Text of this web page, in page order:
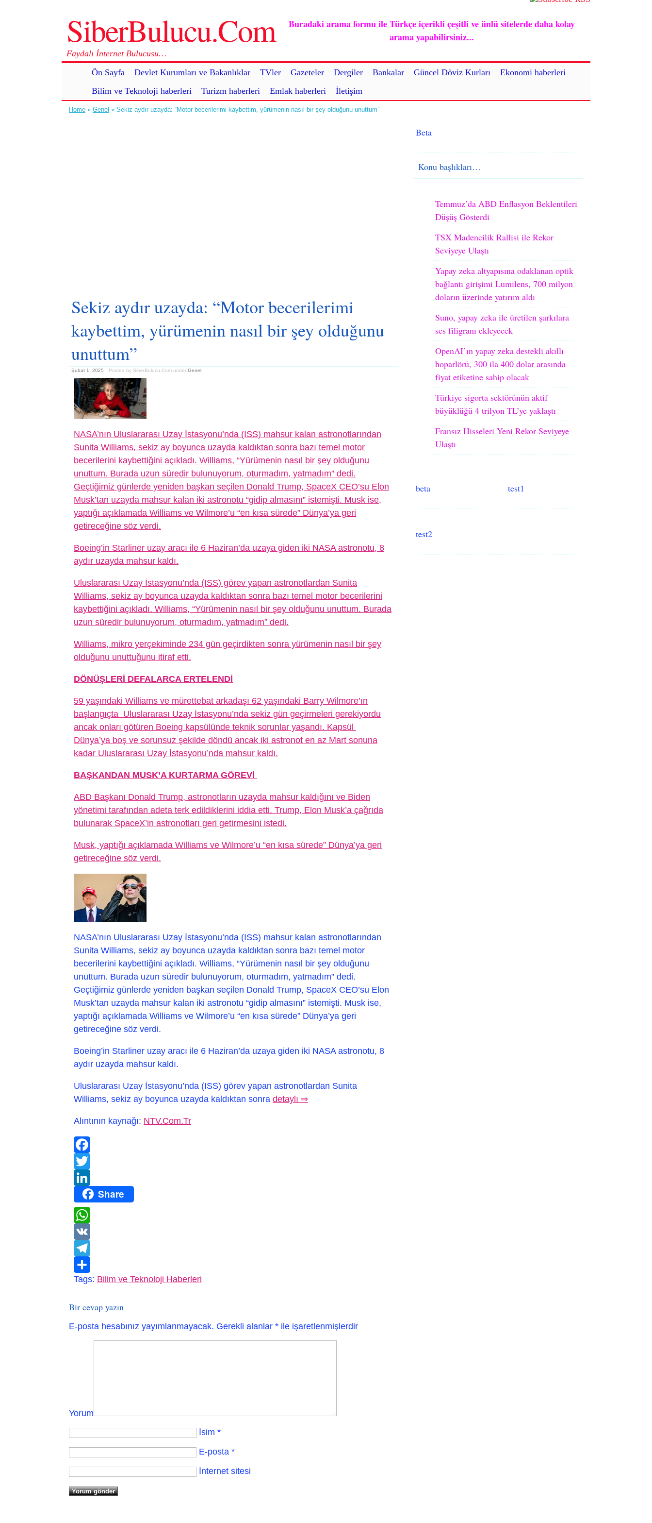
SiberBulucu.Com
Faydalı İnternet Bulucusu…
Ön Sayfa
Devlet Kurumları ve Bakanlıklar TVler Gazeteler Dergiler Bankalar Güncel Döviz Kurları
Ekonomi haberleri
Bilim ve Teknoloji haberleri
Turizm haberleri Emlak haberleri İletişim
Buradaki arama formu ile Türkçe içerikli çeşitli ve ünlü sitelerde daha kolay
arama yapabilirsiniz...
Home » Genel » Sekiz aydır uzayda: “Motor becerilerimi kaybettim, yürümenin nasıl bir şey olduğunu unuttum”
Sekiz aydır uzayda: “Motor becerilerimi
kaybettim, yürümenin nasıl bir şey olduğunu
unuttum”
Şubat 1, 2025 Posted by SiberBulucu.Com under Genel
NASA’nın Uluslararası Uzay İstasyonu’nda (ISS) mahsur kalan astronotlarından
Sunita Williams, sekiz ay boyunca uzayda kaldıktan sonra bazı temel motor
becerilerini kaybettiğini açıkladı. Williams, “Yürümenin nasıl bir şey olduğunu
unuttum. Burada uzun süredir bulunuyorum, oturmadım, yatmadım” dedi.
Geçtiğimiz günlerde yeniden başkan seçilen Donald Trump, SpaceX CEO’su Elon
Musk’tan uzayda mahsur kalan iki astronotu “gidip almasını” istemişti. Musk ise,
yaptığı açıklamada Williams ve Wilmore’u “en kısa sürede” Dünya’ya geri
getireceğine söz verdi.
Boeing’in Starliner uzay aracı ile 6 Haziran’da uzaya giden iki NASA astronotu, 8
aydır uzayda mahsur kaldı.
Uluslararası Uzay İstasyonu’nda (ISS) görev yapan astronotlardan Sunita
Williams, sekiz ay boyunca uzayda kaldıktan sonra bazı temel motor becerilerini
kaybettiğini açıkladı. Williams, “Yürümenin nasıl bir şey olduğunu unuttum. Burada
uzun süredir bulunuyorum, oturmadım, yatmadım” dedi.
Williams, mikro yerçekiminde 234 gün geçirdikten sonra yürümenin nasıl bir şey
olduğunu unuttuğunu itiraf etti.
DÖNÜŞLERİ DEFALARCA ERTELENDİ
59 yaşındaki Williams ve mürettebat arkadaşı 62 yaşındaki Barry Wilmore’ın
başlangıçta Uluslararası Uzay İstasyonu’nda sekiz gün geçirmeleri gerekiyordu
ancak onları götüren Boeing kapsülünde teknik sorunlar yaşandı. Kapsül
Dünya’ya boş ve sorunsuz şekilde döndü ancak iki astronot en az Mart sonuna
kadar Uluslararası Uzay İstasyonu’nda mahsur kaldı.
BAŞKANDAN MUSK’A KURTARMA GÖREVİ
ABD Başkanı Donald Trump, astronotların uzayda mahsur kaldığını ve Biden
yönetimi tarafından adeta terk edildiklerini iddia etti. Trump, Elon Musk’a çağrıda
bulunarak SpaceX’in astronotları geri getirmesini istedi.
Musk, yaptığı açıklamada Williams ve Wilmore’u “en kısa sürede” Dünya’ya geri
getireceğine söz verdi.
NASA’nın Uluslararası Uzay İstasyonu’nda (ISS) mahsur kalan astronotlarından
Sunita Williams, sekiz ay boyunca uzayda kaldıktan sonra bazı temel motor
becerilerini kaybettiğini açıkladı. Williams, “Yürümenin nasıl bir şey olduğunu
unuttum. Burada uzun süredir bulunuyorum, oturmadım, yatmadım” dedi.
Geçtiğimiz günlerde yeniden başkan seçilen Donald Trump, SpaceX CEO’su Elon
Musk’tan uzayda mahsur kalan iki astronotu “gidip almasını” istemişti. Musk ise,
yaptığı açıklamada Williams ve Wilmore’u “en kısa sürede” Dünya’ya geri
getireceğine söz verdi.
Boeing’in Starliner uzay aracı ile 6 Haziran’da uzaya giden iki NASA astronotu, 8
aydır uzayda mahsur kaldı.
Uluslararası Uzay İstasyonu’nda (ISS) görev yapan astronotlardan Sunita
Williams, sekiz ay boyunca uzayda kaldıktan sonra detaylı ⇒
Alıntının kaynağı: NTV.Com.Tr
Facebook
Twitter
LinkedInShare
WhatsApp
VK
Telegram
Paylaş
Tags: Bilim ve Teknoloji Haberleri
Bir cevap yazın
E-posta hesabınız yayımlanmayacak. Gerekli alanlar * ile işaretlenmişlerdir
Yorum
İsim *
E-posta *
İnternet sitesi
Beta
Konu başlıkları…
Temmuz’da ABD Enflasyon Beklentileri
Düşüş Gösterdi
TSX Madencilik Rallisi ile Rekor
Seviyeye Ulaştı
Yapay zeka altyapısına odaklanan optik
bağlantı girişimi Lumilens, 700 milyon
doların üzerinde yatırım aldı
Suno, yapay zeka ile üretilen şarkılara
ses filigranı ekleyecek
OpenAI’ın yapay zeka destekli akıllı
hoparlörü, 300 ila 400 dolar arasında
fiyat etiketine sahip olacak
Türkiye sigorta sektörünün aktif
büyüklüğü 4 trilyon TL’ye yaklaştı
Fransız Hisseleri Yeni Rekor Seviyeye
Ulaştı
beta test1
test2